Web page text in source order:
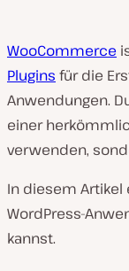
WooCommerce
Plugins für die
Anwendungen.
einer
verwenden,
In diesem Artikel
WordPress-
kannst.